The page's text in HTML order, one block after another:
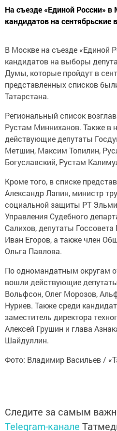
На съезде «Единой России» в
кандидатов на
В Москве на съезде «Единой
кандидатов на выборы
Думы, которые пройдут в
представленных списков
Татарстана.
Региональный список
Рустам Минниханов. Также в
действующие депутаты
Метшин, Максим Топилин,
Богуславский, Рустам
Кроме того, в списке
Александр Лапин, министр
социальной защиты РТ
Управления Судебного
Салихов, депутаты
Иван Егоров, а также член
Ольга Павлова.
По одномандатным округам
вошли действующие
Вольфсон, Олег Морозов,
Нуриев. Также среди
заместитель директора
Алексей Грушин и глава
Шайдуллин.
Фото: Владимир Васильев /
Следите за самым
Telegram-канале